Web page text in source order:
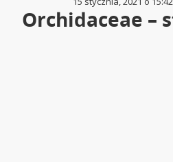
Orchidaceae –